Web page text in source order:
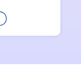
に変える鑑定を
占術で一人ひと